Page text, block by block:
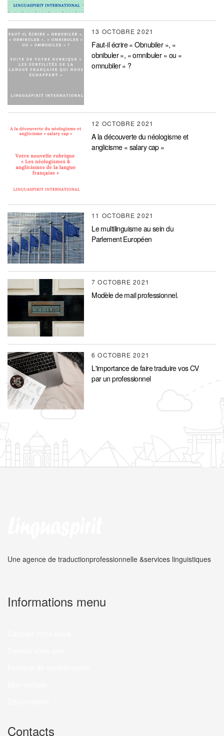
13 OCTOBRE 2021
Faut-il écrire « Obnubiler », «
obnibuler », « omnibuler » ou «
omnubiler » ?
12 OCTOBRE 2021
A la découverte du néologisme et
anglicisme « salary cap »
11 OCTOBRE 2021
Le multilinguisme au sein du
Parlement Européen
7 OCTOBRE 2021
Modèle de mail professionnel.
6 OCTOBRE 2021
L'importance de faire traduire vos CV
par un professionnel
Une agence de traductionprofessionnelle &services linguistiques
Informations menu
Contacts